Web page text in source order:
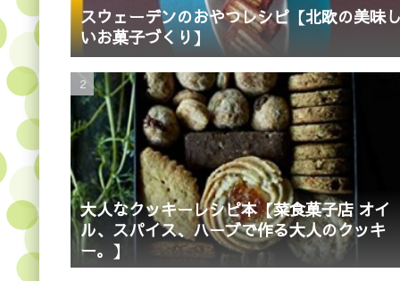
スウェーデンのおやつレシピ【北欧の美味
いお菓子づくり】
大人なクッキーレシピ本【菜食菓子店 オイ
ル、スパイス、ハーブで作る大人のクッキ
ー。】